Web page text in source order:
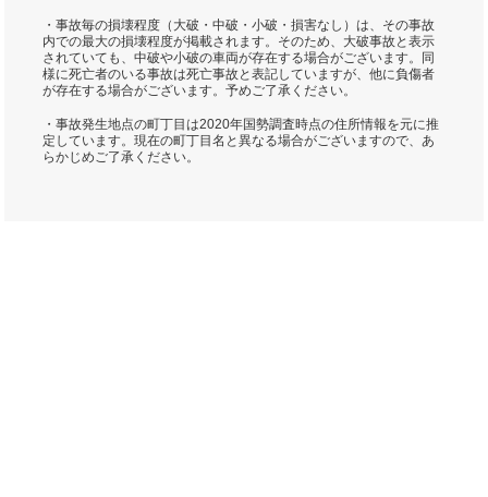
・事故毎の損壊程度（大破・中破・小破・損害なし）は、その事故
内での最大の損壊程度が掲載されます。そのため、大破事故と表示
されていても、中破や小破の車両が存在する場合がございます。同
様に死亡者のいる事故は死亡事故と表記していますが、他に負傷者
が存在する場合がございます。予めご了承ください。
・事故発生地点の町丁目は2020年国勢調査時点の住所情報を元に推
定しています。現在の町丁目名と異なる場合がございますので、あ
らかじめご了承ください。